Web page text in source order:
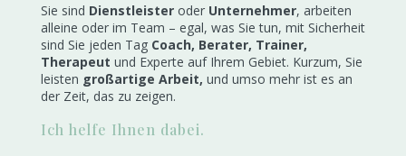
Sie sind Dienstleisteroder Unternehmer, arbeiten
alleine oder im Team – egal, was Sie tun, mit Sicherheit
sind Sie jeden Tag Coach, Berater, Trainer,
Therapeut und Experte auf Ihrem Gebiet. Kurzum, Sie
leisten großartige Arbeit, und umso mehr ist es an
der Zeit, das zu zeigen.
Ich helfe Ihnen dabei.